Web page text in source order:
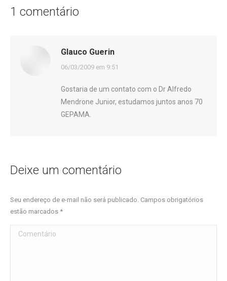
1 comentário
Glauco Guerin
disse:
06/03/2009 em 9:51
Gostaria de um contato com o Dr Alfredo
Mendrone Junior, estudamos juntos anos 70
GEPAMA.
Deixe um comentário
Seu endereço de e-mail não será publicado. Campos obrigatórios
estão marcados *
Comentário